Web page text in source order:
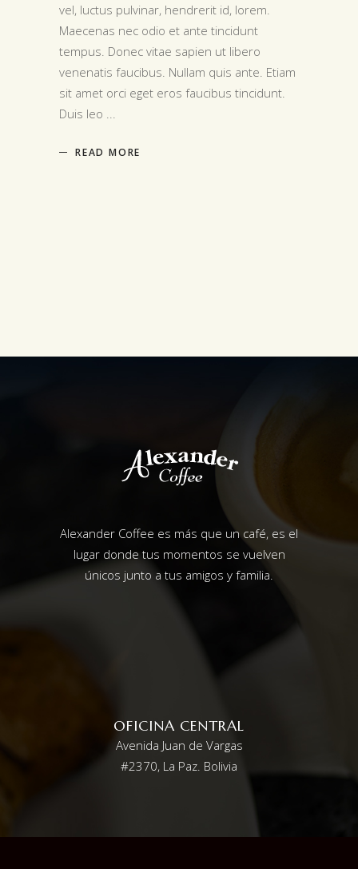
vel, luctus pulvinar, hendrerit id, lorem.
Maecenas nec odio et ante tincidunt
tempus. Donec vitae sapien ut libero
venenatis faucibus. Nullam quis ante. Etiam
sit amet orci eget eros faucibus tincidunt.
Duis leo
READ MORE
Alexander Coffee es más que un café, es el
lugar donde tus momentos se vuelven
únicos junto a tus amigos y familia.
OFICINA CENTRAL
Avenida Juan de Vargas
#2370, La Paz. Bolivia